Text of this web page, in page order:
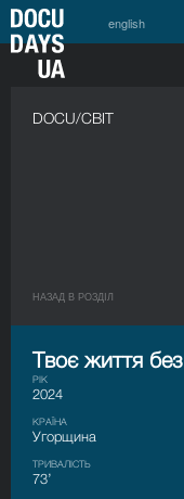
english
DOCU/СВІТ
НАЗАД В РОЗДIЛ
Твоє життя
РІК
2024
КРАЇНА
Угорщина
ТРИВАЛІСТЬ
73’